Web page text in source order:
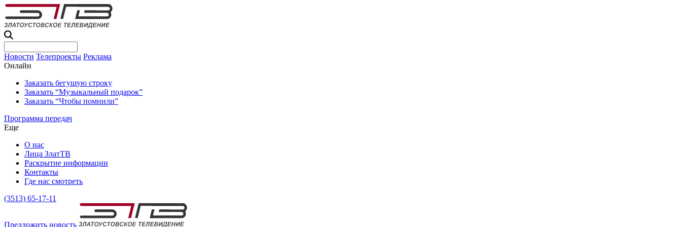
Новости Телепроекты Реклама
Онлайн
Заказать бегущую строку
Заказать “Музыкальный подарок”
Заказать “Чтобы помнили”
Программа передач
Еще
О нас
Лица ЗлатТВ
Раскрытие информации
Контакты
Где нас смотреть
(3513) 65-17-11
Предложить новость